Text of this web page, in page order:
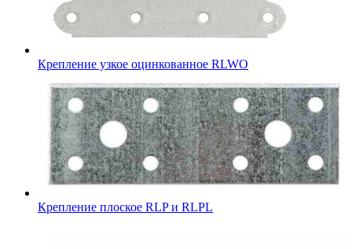
Крепление узкое оцинкованное RLWO
Крепление плоское RLP и RLPL